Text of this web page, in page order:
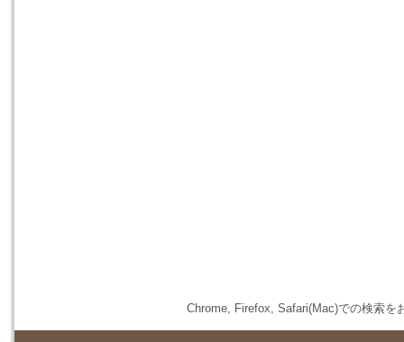
Chrome, Firefox, Safari(Mac)での検索を